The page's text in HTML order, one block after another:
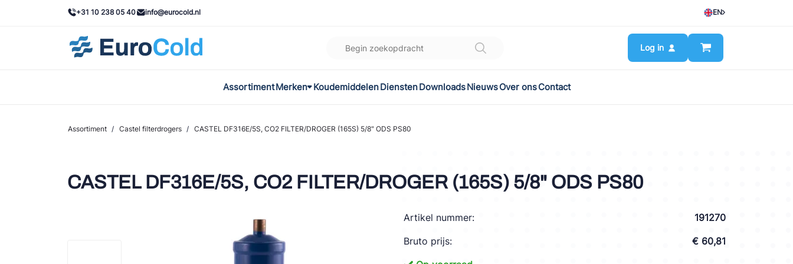
+31 10 238 05 40 info@eurocold.nl EN
Log in
AssortimentMerken
Castel
AWA
VACON
REFFLEX®
KoudemiddelenDienstenDownloadsNieuwsOver onsContact
Assortiment / Castel filterdrogers / CASTEL DF316E/5S, CO2 FILTER/DROGER (165S) 5/8" ODS PS80
CASTEL DF316E/5S, CO2 FILTER/DROGER (165S) 5/8" ODS PS80
Artikel nummer:
191270
Bruto prijs:
€ 60,81